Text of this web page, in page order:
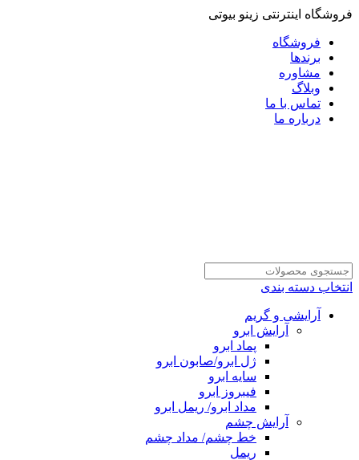
فروشگاه اینترنتی زینو بیوتی
فروشگاه
برندها
مشاوره
وبلاگ
تماس با ما
درباره ما
انتخاب دسته بندی
آرایشی و گریم
آرایش ابرو
پماد ابرو
ژل ابرو/صابون ابرو
سایه ابرو
فیبروز ابرو
مداد ابرو/ ریمل ابرو
آرایش چشم
خط چشم/ مداد چشم
ریمل